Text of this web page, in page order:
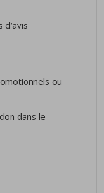
ou
dans le